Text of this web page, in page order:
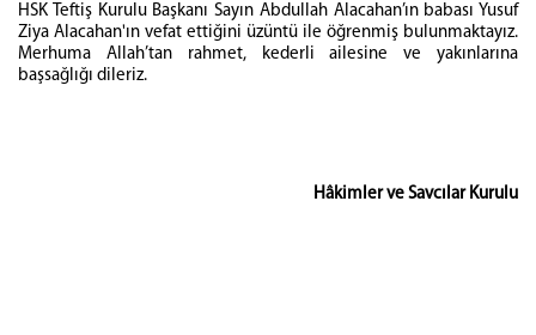
HSK Teftiş Kurulu Başkanı Sayın Abdullah Alacahan’ın babası Yusuf
Ziya Alacahan'ın vefat ettiğini üzüntü ile öğrenmiş bulunmaktayız.
Merhuma Allah’tan rahmet, kederli ailesine ve yakınlarına
başsağlığı dileriz.
Hâkimler ve Savcılar Kurulu